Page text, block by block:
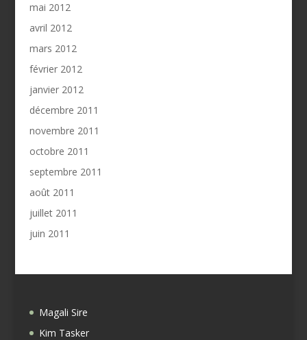
mai 2012
avril 2012
mars 2012
février 2012
janvier 2012
décembre 2011
novembre 2011
octobre 2011
septembre 2011
août 2011
juillet 2011
juin 2011
Magali Sire
Kim Tasker